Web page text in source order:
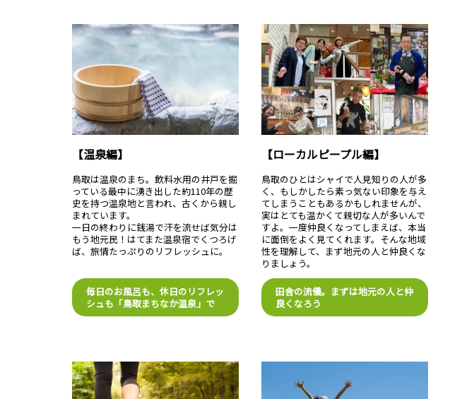
【温泉編】
鳥取は温泉のまち。飲料水用の井戸を掘
っている最中に湧き出した約110年の歴
史を持つ温泉地と言われ、古くから親し
まれています。
一日の終わりに銭湯で汗を流せば気分は
もう地元民！はてまた温泉宿でくつろげ
ば、旅情たっぷりのリフレッシュに。
毎日のお風呂も、休日のリフレッ
シュも「鳥取まちなか温泉」で
【ローカルピープル編】
鳥取のひとはシャイで人見知りの人が多
く、もしかしたら素っ気ない印象を与え
てしまうこともあるかもしれませんが、
実はとても温かくて親切な人が多いんで
すよ。一度仲良くなってしまえば、本当
に面倒をよく見てくれます。そんな地域
性を理解して、まず地元の人と仲良くな
りましょう。
田舎の流儀。まずは地元の人と仲
良くなろう